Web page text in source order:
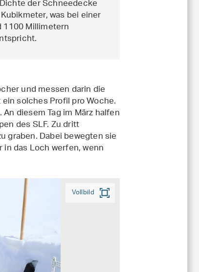
der Schneedecke
was bei einer
Millimetern
und messen darin die
solches Profil pro Woche.
diesem Tag im März halfen
des SLF. Zu dritt
graben. Dabei bewegten sie
das Loch werfen, wenn
Vollbild